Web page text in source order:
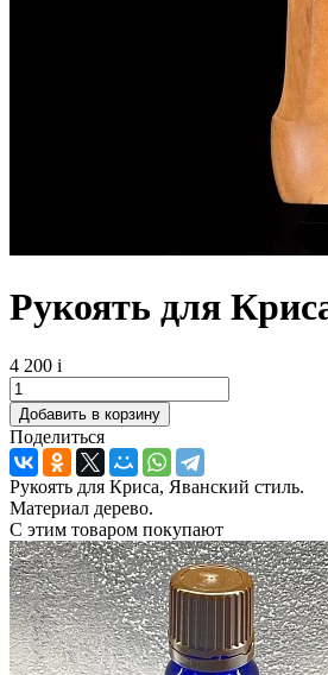
Рукоять для
4 200 i
Поделиться
Рукоять для Криса, Яванский стиль.
Материал дерево.
С этим товаром покупают